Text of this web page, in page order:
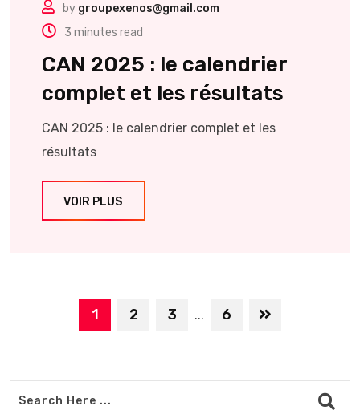
by groupexenos@gmail.com
3 minutes read
CAN 2025 : le calendrier
complet et les résultats
CAN 2025 : le calendrier complet et les
résultats
VOIR PLUS
1 2 3 ... 6